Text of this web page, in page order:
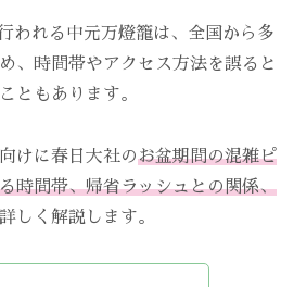
われる中元万燈籠は、全国から多
、時間帯やアクセス方法を誤ると
ともあります。
けに春日大社のお盆期間の混雑ピ
時間帯、帰省ラッシュとの関係、
しく解説します。